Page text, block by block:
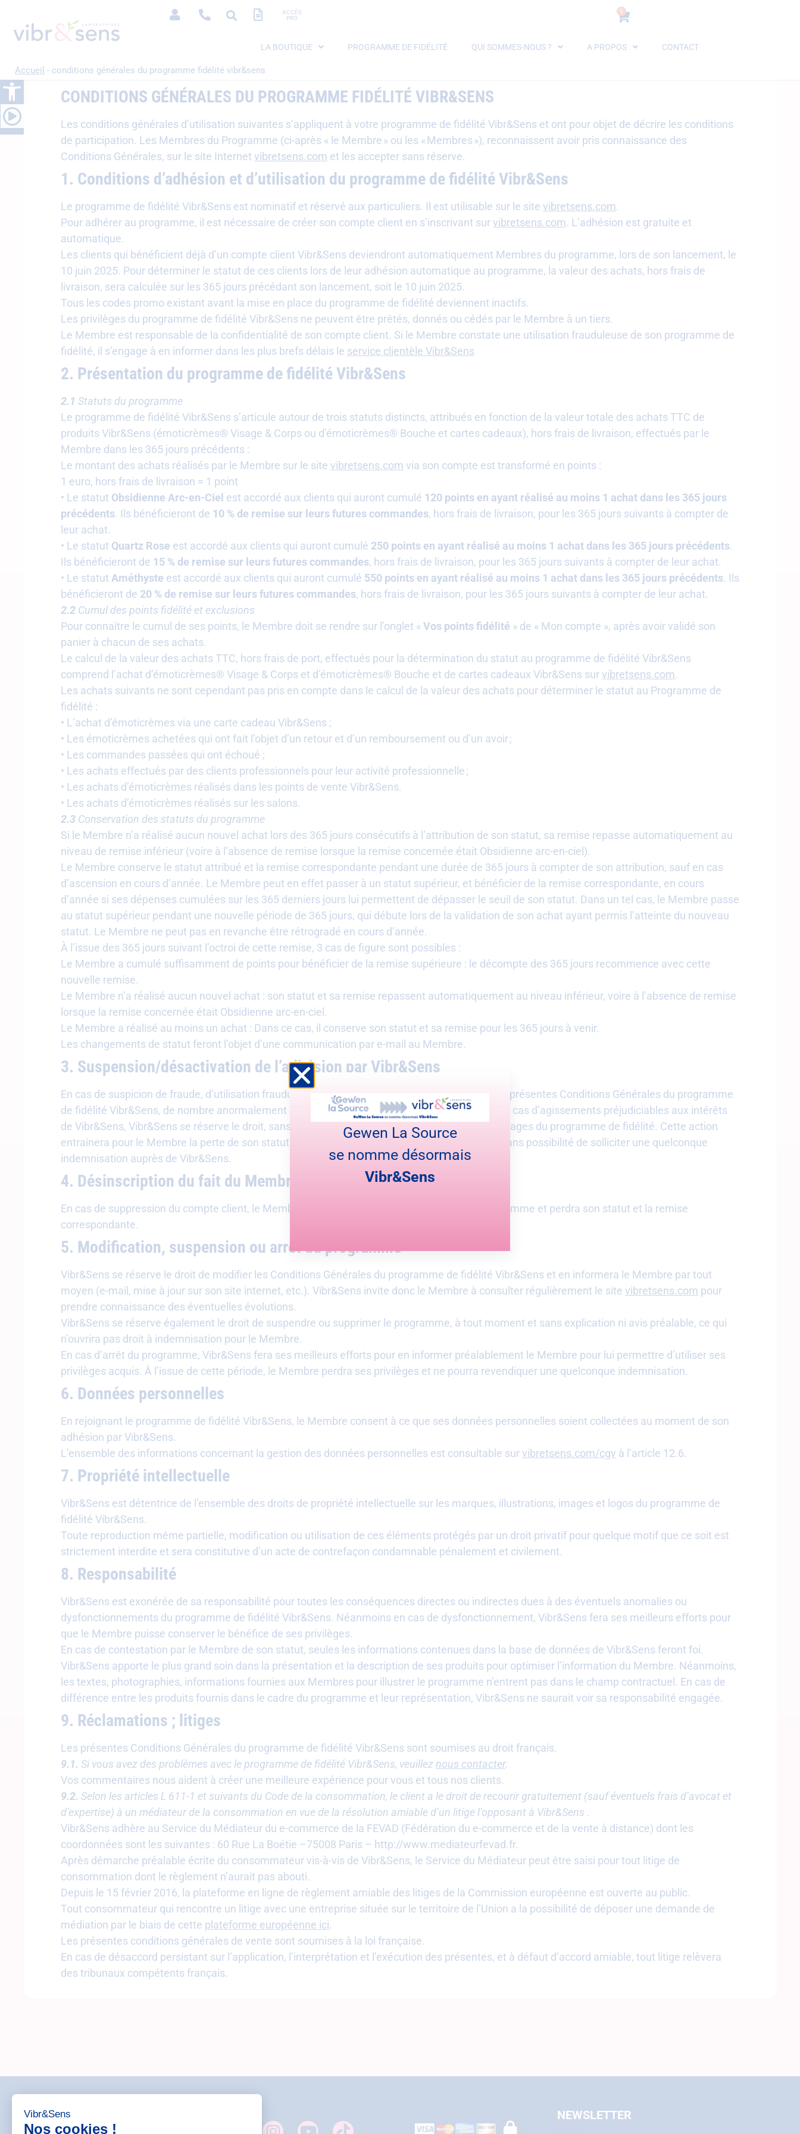
ACCÈS
PRO
LA BOUTIQUE PROGRAMME DE FIDÉLITÉ QUI SOMMES-NOUS ? A PROPOS CONTACT
0
Accueil - conditions générales du programme fidélité vibr&sens
Ouvrir la barre d’outils
CONDITIONS GÉNÉRALES DU PROGRAMME FIDÉLITÉ VIBR&SENS
Les conditions générales d’utilisation suivantes s’appliquent à votre programme de fidélité Vibr&Sens et ont pour objet de décrire les conditions
de participation. Les Membres du Programme (ci-après « le Membre » ou les « Membres »), reconnaissent avoir pris connaissance des
Conditions Générales, sur le site Internet vibretsens.com et les accepter sans réserve.
1. Conditions d’adhésion et d’utilisation du programme de fidélité Vibr&Sens
Le programme de fidélité Vibr&Sens est nominatif et réservé aux particuliers. Il est utilisable sur le site vibretsens.com.
Pour adhérer au programme, il est nécessaire de créer son compte client en s’inscrivant survibretsens.com. L’adhésion est gratuite et
automatique.
Les clients qui bénéficient déjà d’un compte client Vibr&Sens deviendront automatiquement Membres du programme, lors de son lancement, le
10 juin 2025. Pour déterminer le statut de ces clients lors de leur adhésion automatique au programme, la valeur des achats, hors frais de
livraison, sera calculée sur les 365 jours précédant son lancement, soit le 10 juin 2025.
Tous les codes promo existant avant la mise en place du programme de fidélité deviennent inactifs.
Les privilèges du programme de fidélité Vibr&Sens ne peuvent être prêtés, donnés ou cédés par le Membre à un tiers.
Le Membre est responsable de la confidentialité de son compte client. Si le Membre constate une utilisation frauduleuse de son programme de
fidélité, il s’engage à en informer dans les plus brefs délais le service clientèle Vibr&Sens
2. Présentation du programme de fidélité Vibr&Sens
2.1 Statuts du programme
Le programme de fidélité Vibr&Sens s’articule autour de trois statuts distincts, attribués en fonction de la valeur totale des achats TTC de
produits Vibr&Sens (émoticrèmes® Visage & Corps ou d’émoticrèmes® Bouche et cartes cadeaux), hors frais de livraison, effectués par le
Membre dans les 365 jours précédents :
Le montant des achats réalisés par le Membre sur le site vibretsens.com via son compte est transformé en points :
1 euro, hors frais de livraison = 1 point
• Le statut Obsidienne Arc-en-Ciel est accordé aux clients qui auront cumulé 120 points en ayant réalisé au moins 1 achat dans les 365 jours
précédents. Ils bénéficieront de 10 % de remise sur leurs futures commandes, hors frais de livraison, pour les 365 jours suivants à compter de
leur achat.
• Le statut Quartz Rose est accordé aux clients qui auront cumulé 250 points en ayant réalisé au moins 1 achat dans les 365 jours précédents.
Ils bénéficieront de 15 % de remise sur leurs futures commandes, hors frais de livraison, pour les 365 jours suivants à compter de leur achat.
• Le statut Améthyste est accordé aux clients qui auront cumulé 550 points en ayant réalisé au moins 1 achat dans les 365 jours précédents. Ils
bénéficieront de 20 % de remise sur leurs futures commandes, hors frais de livraison, pour les 365 jours suivants à compter de leur achat.
2.2 Cumul des points fidélité et exclusions
Pour connaître le cumul de ses points, le Membre doit se rendre sur l’onglet « Vos points fidélité » de « Mon compte », après avoir validé son
panier à chacun de ses achats.
Le calcul de la valeur des achats TTC, hors frais de port, effectués pour la détermination du statut au programme de fidélité Vibr&Sens
comprend l’achat d’émoticrèmes® Visage & Corps et d’émoticrèmes® Bouche et de cartes cadeaux Vibr&Sens survibretsens.com.
Les achats suivants ne sont cependant pas pris en compte dans le calcul de la valeur des achats pour déterminer le statut au Programme de
fidélité :
• L’achat d’émoticrèmes via une carte cadeau Vibr&Sens ;
• Les émoticrèmes achetées qui ont fait l’objet d’un retour et d’un remboursement ou d’un avoir ;
• Les commandes passées qui ont échoué ;
• Les achats effectués par des clients professionnels pour leur activité professionnelle ;
• Les achats d’émoticrèmes réalisés dans les points de vente Vibr&Sens.
• Les achats d’émoticrèmes réalisés sur les salons.
2.3 Conservation des statuts du programme
Si le Membre n’a réalisé aucun nouvel achat lors des 365 jours consécutifs à l’attribution de son statut, sa remise repasse automatiquement au
niveau de remise inférieur (voire à l’absence de remise lorsque la remise concernée était Obsidienne arc-en-ciel).
Le Membre conserve le statut attribué et la remise correspondante pendant une durée de 365 jours à compter de son attribution, sauf en cas
d’ascension en cours d’année. Le Membre peut en effet passer à un statut supérieur, et bénéficier de la remise correspondante, en cours
d’année si ses dépenses cumulées sur les 365 derniers jours lui permettent de dépasser le seuil de son statut. Dans un tel cas, le Membre passe
au statut supérieur pendant une nouvelle période de 365 jours, qui débute lors de la validation de son achat ayant permis l’atteinte du nouveau
statut. Le Membre ne peut pas en revanche être rétrogradé en cours d’année.
À l’issue des 365 jours suivant l’octroi de cette remise, 3 cas de figure sont possibles :
Le Membre a cumulé suffisamment de points pour bénéficier de la remise supérieure : le décompte des 365 jours recommence avec cette
nouvelle remise.
Le Membre n’a réalisé aucun nouvel achat : son statut et sa remise repassent automatiquement au niveau inférieur, voire à l’absence de remise
lorsque la remise concernée était Obsidienne arc-en-ciel.
Le Membre a réalisé au moins un achat : Dans ce cas, il conserve son statut et sa remise pour les 365 jours à venir.
Les changements de statut feront l’objet d’une communication par e-mail au Membre.
3. Suspension/désactivation de l’adhésion par Vibr&Sens
En cas de suspicion de fraude, d’utilisation frauduleuse, abusive du statut ou non conforme aux présentes Conditions Générales du programme
de fidélité Vibr&Sens, de nombre anormalement élevé de transactions, et plus généralement en cas d’agissements préjudiciables aux intérêts
de Vibr&Sens, Vibr&Sens se réserve le droit, sans avis préalable, de supprimer l’accès aux avantages du programme de fidélité. Cette action
entrainera pour le Membre la perte de son statut et de tous les avantages qui y sont attachés sans possibilité de solliciter une quelconque
indemnisation auprès de Vibr&Sens.
4. Désinscription du fait du Membre
En cas de suppression du compte client, le Membre sera automatiquement désinscrit du programme et perdra son statut et la remise
correspondante.
5. Modification, suspension ou arrêt du programme
Vibr&Sens se réserve le droit de modifier les Conditions Générales du programme de fidélité Vibr&Sens et en informera le Membre par tout
moyen (e-mail, mise à jour sur son site internet, etc.). Vibr&Sens invite donc le Membre à consulter régulièrement le site vibretsens.com pour
prendre connaissance des éventuelles évolutions.
Vibr&Sens se réserve également le droit de suspendre ou supprimer le programme, à tout moment et sans explication ni avis préalable, ce qui
n’ouvrira pas droit à indemnisation pour le Membre.
En cas d’arrêt du programme, Vibr&Sens fera ses meilleurs efforts pour en informer préalablement le Membre pour lui permettre d’utiliser ses
privilèges acquis. À l’issue de cette période, le Membre perdra ses privilèges et ne pourra revendiquer une quelconque indemnisation.
6. Données personnelles
En rejoignant le programme de fidélité Vibr&Sens, le Membre consent à ce que ses données personnelles soient collectées au moment de son
adhésion par Vibr&Sens.
L’ensemble des informations concernant la gestion des données personnelles est consultable survibretsens.com/cgv à l’article 12.6.
7. Propriété intellectuelle
Vibr&Sens est détentrice de l’ensemble des droits de propriété intellectuelle sur les marques, illustrations, images et logos du programme de
fidélité Vibr&Sens.
Toute reproduction même partielle, modification ou utilisation de ces éléments protégés par un droit privatif pour quelque motif que ce soit est
strictement interdite et sera constitutive d’un acte de contrefaçon condamnable pénalement et civilement.
8. Responsabilité
Vibr&Sens est exonérée de sa responsabilité pour toutes les conséquences directes ou indirectes dues à des éventuels anomalies ou
dysfonctionnements du programme de fidélité Vibr&Sens. Néanmoins en cas de dysfonctionnement, Vibr&Sens fera ses meilleurs efforts pour
que le Membre puisse conserver le bénéfice de ses privilèges.
En cas de contestation par le Membre de son statut, seules les informations contenues dans la base de données de Vibr&Sens feront foi.
Vibr&Sens apporte le plus grand soin dans la présentation et la description de ses produits pour optimiser l’information du Membre. Néanmoins,
les textes, photographies, informations fournies aux Membres pour illustrer le programme n’entrent pas dans le champ contractuel. En cas de
différence entre les produits fournis dans le cadre du programme et leur représentation, Vibr&Sens ne saurait voir sa responsabilité engagée.
9. Réclamations ; litiges
Les présentes Conditions Générales du programme de fidélité Vibr&Sens sont soumises au droit français.
9.1. Si vous avez des problèmes avec le programme de fidélité Vibr&Sens, veuilleznous contacter.
Vos commentaires nous aident à créer une meilleure expérience pour vous et tous nos clients.
9.2. Selon les articles L 611-1 et suivants du Code de la consommation, le client a le droit de recourir gratuitement (sauf éventuels frais d’avocat et
d’expertise) à un médiateur de la consommation en vue de la résolution amiable d’un litige l’opposant à Vibr&Sens .
Vibr&Sens adhère au Service du Médiateur du e-commerce de la FEVAD (Fédération du e-commerce et de la vente à distance) dont les
coordonnées sont les suivantes : 60 Rue La Boétie –75008 Paris – http://www.mediateurfevad.fr.
Après démarche préalable écrite du consommateur vis-à-vis de Vibr&Sens, le Service du Médiateur peut être saisi pour tout litige de
consommation dont le règlement n’aurait pas abouti.
Depuis le 15 février 2016, la plateforme en ligne de règlement amiable des litiges de la Commission européenne est ouverte au public.
Tout consommateur qui rencontre un litige avec une entreprise située sur le territoire de l’Union a la possibilité de déposer une demande de
médiation par le biais de cette plateforme européenne ici.
Les présentes conditions générales de vente sont soumises à la loi française.
En cas de désaccord persistant sur l’application, l’interprétation et l’exécution des présentes, et à défaut d’accord amiable, tout litige relèvera
des tribunaux compétents français.
NEWSLETTER
Gewen La Source
se nomme désormais
Vibr&Sens